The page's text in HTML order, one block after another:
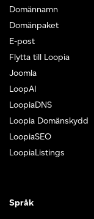
Domännamn
Domänpaket
E-post
Flytta till Loopia
Joomla
LoopAI
LoopiaDNS
Loopia Domänskydd
LoopiaSEO
LoopiaListings
Språk